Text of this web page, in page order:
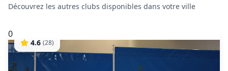
Découvrez les autres clubs disponibles dans votre ville
0
4.6 (28)